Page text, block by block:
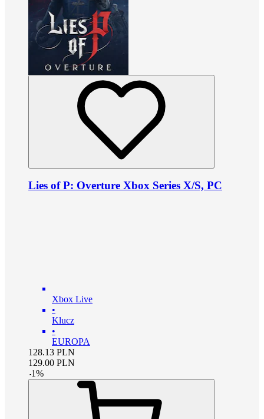
Lies of P: Overture Xbox Series X/S, PC
Xbox Live
•
Klucz
•
EUROPA
128.13 PLN
129.00 PLN
-1%